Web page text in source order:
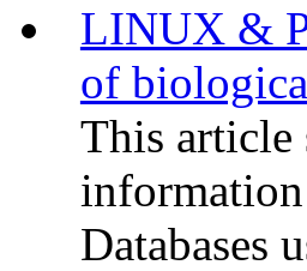
LINUX &
of
This article
Databases